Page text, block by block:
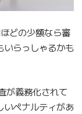
どの少額なら審
いらっしゃるかも
が義務化されて
いペナルティがあ